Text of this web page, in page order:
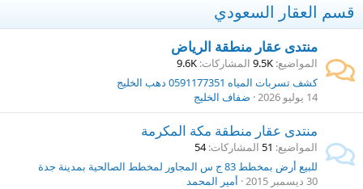
قسم العقار السعودي
منتدى عقار منطقة الرياض
المواضيع 9.5K المشاركات 9.6K
كشف تسربات المياه 0591177351 دهب الخليج
14 يوليو 2026
ضفاف الخليج
منتدى عقار منطقة مكة المكرمة
المواضيع 51 المشاركات 54
للبيع أرض بمخطط 83 ج س المجاور لمخطط الصالحية بمدينة جدة
30 ديسمبر 2015
أمير المحمد